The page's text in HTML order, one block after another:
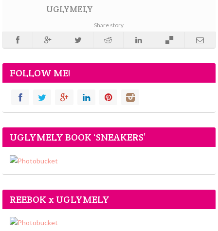
UGLYMELY
Share story
FOLLOW ME!
UGLYMELY BOOK ‘SNEAKERS’
REEBOK x UGLYMELY